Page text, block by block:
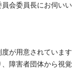
会委員長にお伺いい
が用意されています
障害者団体から視覚